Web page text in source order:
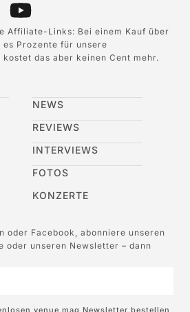
Affiliate-Links: Bei einem Kauf über
Prozente für unsere
das aber keinen Cent mehr.
NEWS
REVIEWS
INTERVIEWS
FOTOS
KONZERTE
oder Facebook, abonniere unseren
oder unseren Newsletter – dann
venue mag Newsletter bestellen,